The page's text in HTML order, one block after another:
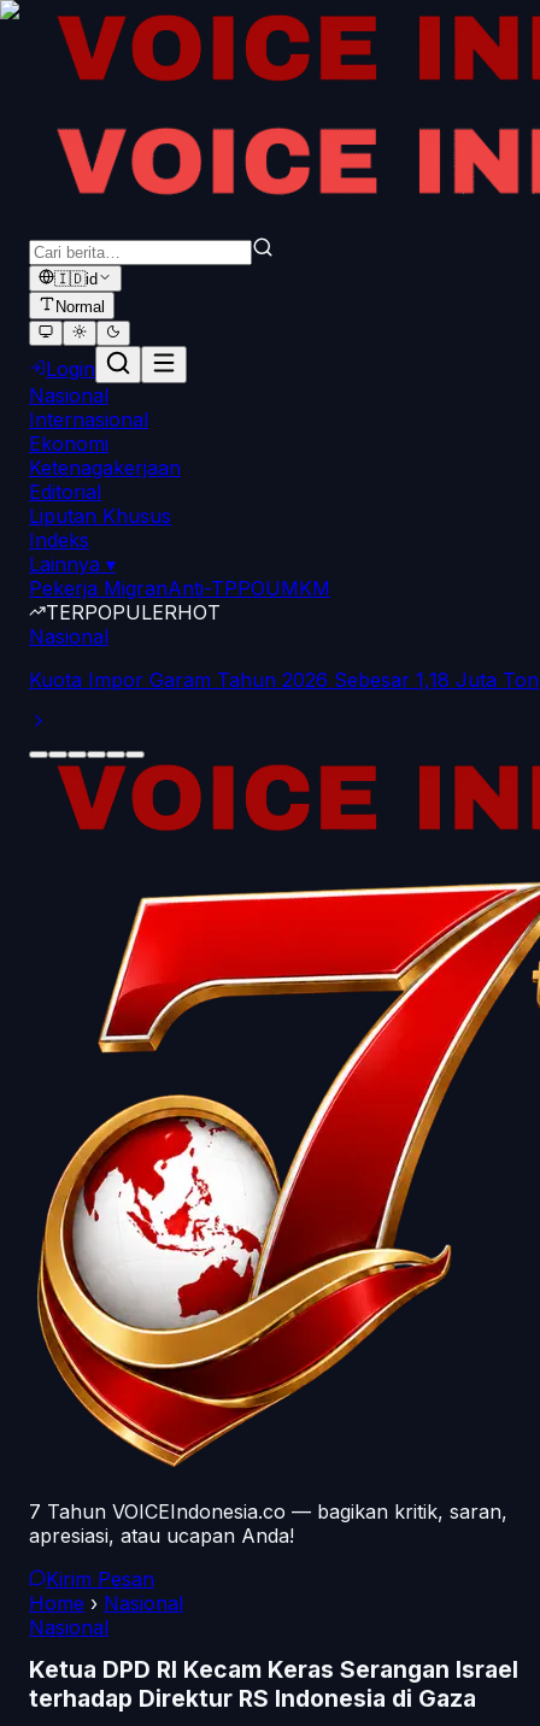
🇮🇩id
Normal
Login
Nasional
Internasional
Ekonomi
Ketenagakerjaan
Editorial
Liputan Khusus
Indeks
Lainnya ▾
Pekerja MigranAnti-TPPOUMKM
TERPOPULERHOT
Nasional
Kuota Impor Garam Tahun 2026 Sebesar 1,18 Juta Ton
7 Tahun VOICEIndonesia.co — bagikan kritik, saran,
apresiasi, atau ucapan Anda!
Kirim Pesan
Home › Nasional
Nasional
Ketua DPD RI Kecam Keras Serangan Israel
terhadap Direktur RS Indonesia di Gaza